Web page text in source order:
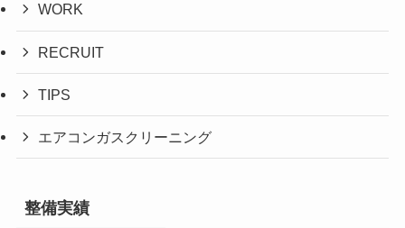
WORK
RECRUIT
TIPS
エアコンガスクリーニング
整備実績